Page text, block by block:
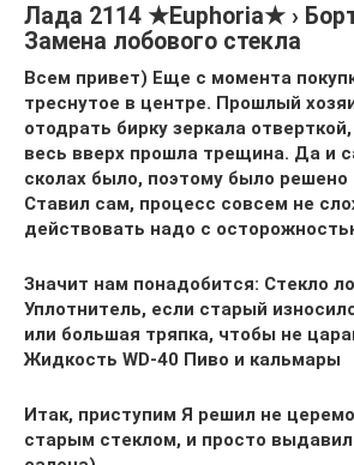
Лада 2114 ★Euphoria★ ›
Замена лобового стекла
Всем привет) Еще с момента
треснутое в центре. Прошлый
отодрать бирку зеркала
весь вверх прошла трещина. Да и
сколах было, поэтому было решено
Ставил сам, процесс совсем не
действовать надо c
Значит нам понадобится: Стекло
Уплотнитель, если старый
или большая тряпка, чтобы не
Жидкость WD-40 Пиво и кальмары
Итак, приступим Я решил не
старым стеклом, и просто выдавил